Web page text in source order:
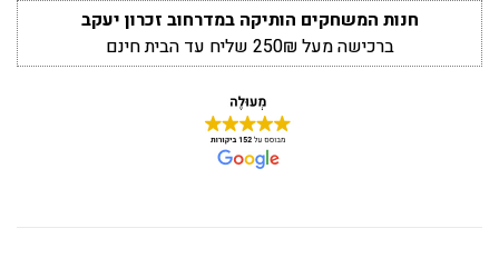
חנות המשחקים הותיקה במדרחוב זכרון יעקב
ברכישה מעל 250₪ שליח עד הבית חינם